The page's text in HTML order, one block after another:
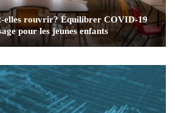
elles rouvrir? Équilibrer COVID-19
pour les jeunes enfants